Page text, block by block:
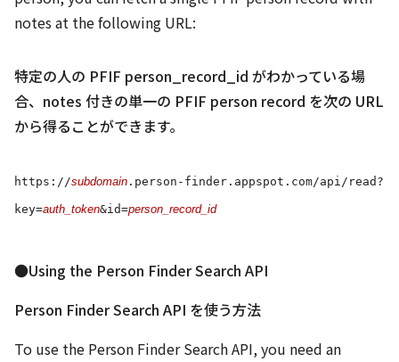
notes at the following URL:
特定の人の PFIF person_record_id がわかっている場
合、notes 付きの単一の PFIF person record を次の URL
から得ることができます。
https://subdomain .person-finder.appspot.com/api/read?
key=auth_token&id=person_record_id
●Using the Person Finder Search API
Person Finder Search API を使う方法
To use the Person Finder Search API, you need an